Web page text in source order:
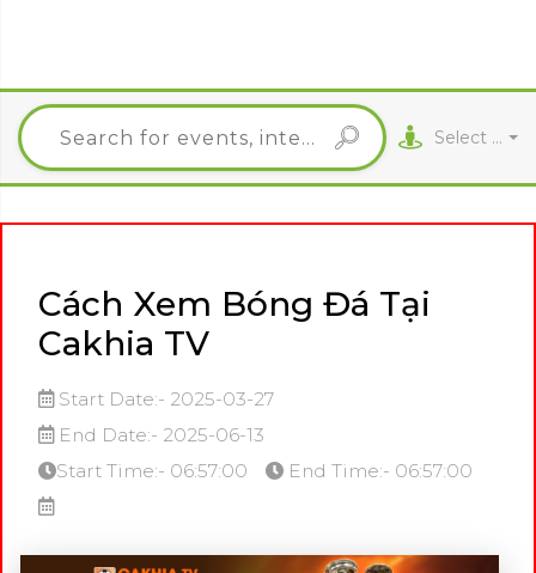
Select City
Cách Xem Bóng Đá Tại
Cakhia TV
Start Date:- 2025-03-27
End Date:- 2025-06-13
Start Time:- 06:57:00
End Time:- 06:57:00